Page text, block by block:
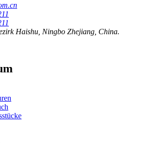
Haishu, Ningbo Zhejiang, China.